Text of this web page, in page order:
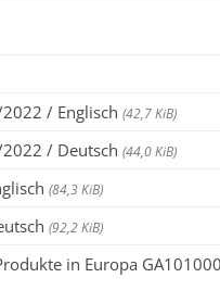
2022 / Englisch(42,7 KiB)
2022 / Deutsch(44,0 KiB)
(84,3 KiB)
(92,2 KiB)
in Europa